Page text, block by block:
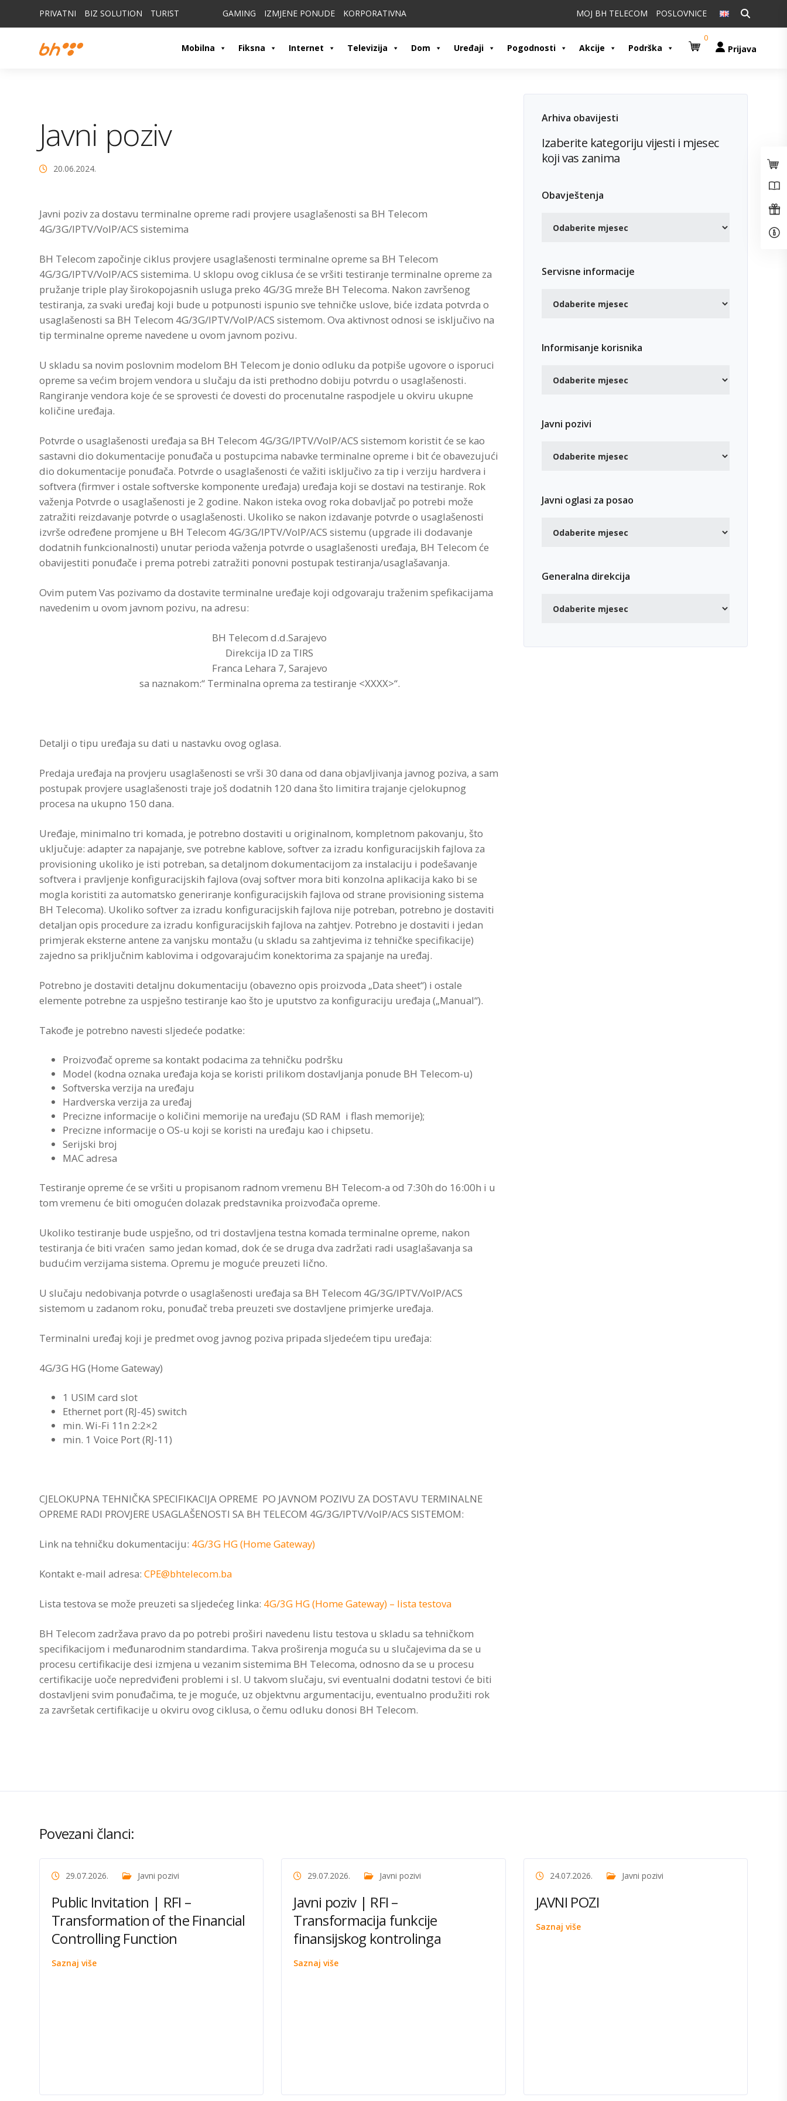
PRIVATNI BIZ SOLUTION TURIST GAMING IZMJENE PONUDE KORPORATIVNA Pretraži:
MOJ BH TELECOM POSLOVNICE
Mobilna Fiksna Internet Televizija Dom Uređaji Pogodnosti Akcije Podrška
0
Prijava
Javni poziv
20.06.2024.
Javni poziv za dostavu terminalne opreme radi provjere usaglašenosti sa BH Telecom
4G/3G/IPTV/VoIP/ACS sistemima
BH Telecom započinje ciklus provjere usaglašenosti terminalne opreme sa BH Telecom
4G/3G/IPTV/VoIP/ACS sistemima. U sklopu ovog ciklusa će se vršiti testiranje terminalne opreme za
pružanje triple play širokopojasnih usluga preko 4G/3G mreže BH Telecoma. Nakon završenog
testiranja, za svaki uređaj koji bude u potpunosti ispunio sve tehničke uslove, biće izdata potvrda o
usaglašenosti sa BH Telecom 4G/3G/IPTV/VoIP/ACS sistemom. Ova aktivnost odnosi se isključivo na
tip terminalne opreme navedene u ovom javnom pozivu.
U skladu sa novim poslovnim modelom BH Telecom je donio odluku da potpiše ugovore o isporuci
opreme sa većim brojem vendora u slučaju da isti prethodno dobiju potvrdu o usaglašenosti.
Rangiranje vendora koje će se sprovesti će dovesti do procenutalne raspodjele u okviru ukupne
količine uređaja.
Potvrde o usaglašenosti uređaja sa BH Telecom 4G/3G/IPTV/VoIP/ACS sistemom koristit će se kao
sastavni dio dokumentacije ponuđača u postupcima nabavke terminalne opreme i bit će obavezujući
dio dokumentacije ponuđača. Potvrde o usaglašenosti će važiti isključivo za tip i verziju hardvera i
softvera (firmver i ostale softverske komponente uređaja) uređaja koji se dostavi na testiranje. Rok
važenja Potvrde o usaglašenosti je 2 godine. Nakon isteka ovog roka dobavljač po potrebi može
zatražiti reizdavanje potvrde o usaglašenosti. Ukoliko se nakon izdavanje potvrde o usaglašenosti
izvrše određene promjene u BH Telecom 4G/3G/IPTV/VoIP/ACS sistemu (upgrade ili dodavanje
dodatnih funkcionalnosti) unutar perioda važenja potvrde o usaglašenosti uređaja, BH Telecom će
obavijestiti ponuđače i prema potrebi zatražiti ponovni postupak testiranja/usaglašavanja.
Ovim putem Vas pozivamo da dostavite terminalne uređaje koji odgovaraju traženim spefikacijama
navedenim u ovom javnom pozivu, na adresu:
BH Telecom d.d.Sarajevo
Direkcija ID za TIRS
Franca Lehara 7, Sarajevo
sa naznakom:“ Terminalna oprema za testiranje <XXXX>“.
Detalji o tipu uređaja su dati u nastavku ovog oglasa.
Predaja uređaja na provjeru usaglašenosti se vrši 30 dana od dana objavljivanja javnog poziva, a sam
postupak provjere usaglašenosti traje još dodatnih 120 dana što limitira trajanje cjelokupnog
procesa na ukupno 150 dana.
Uređaje, minimalno tri komada, je potrebno dostaviti u originalnom, kompletnom pakovanju, što
uključuje: adapter za napajanje, sve potrebne kablove, softver za izradu konfiguracijskih fajlova za
provisioning ukoliko je isti potreban, sa detaljnom dokumentacijom za instalaciju i podešavanje
softvera i pravljenje konfiguracijskih fajlova (ovaj softver mora biti konzolna aplikacija kako bi se
mogla koristiti za automatsko generiranje konfiguracijskih fajlova od strane provisioning sistema
BH Telecoma). Ukoliko softver za izradu konfiguracijskih fajlova nije potreban, potrebno je dostaviti
detaljan opis procedure za izradu konfiguracijskih fajlova na zahtjev. Potrebno je dostaviti i jedan
primjerak eksterne antene za vanjsku montažu (u skladu sa zahtjevima iz tehničke specifikacije)
zajedno sa priključnim kablovima i odgovarajućim konektorima za spajanje na uređaj.
Potrebno je dostaviti detaljnu dokumentaciju (obavezno opis proizvoda „Data sheet“) i ostale
elemente potrebne za uspješno testiranje kao što je uputstvo za konfiguraciju uređaja („Manual“).
Takođe je potrebno navesti sljedeće podatke:
Proizvođač opreme sa kontakt podacima za tehničku podršku
Model (kodna oznaka uređaja koja se koristi prilikom dostavljanja ponude BH Telecom-u)
Softverska verzija na uređaju
Hardverska verzija za uređaj
Precizne informacije o količini memorije na uređaju (SD RAM i flash memorije);
Precizne informacije o OS-u koji se koristi na uređaju kao i chipsetu.
Serijski broj
MAC adresa
Testiranje opreme će se vršiti u propisanom radnom vremenu BH Telecom-a od 7:30h do 16:00h i u
tom vremenu će biti omogućen dolazak predstavnika proizvođača opreme.
Ukoliko testiranje bude uspješno, od tri dostavljena testna komada terminalne opreme, nakon
testiranja će biti vraćen samo jedan komad, dok će se druga dva zadržati radi usaglašavanja sa
budućim verzijama sistema. Opremu je moguće preuzeti lično.
U slučaju nedobivanja potvrde o usaglašenosti uređaja sa BH Telecom 4G/3G/IPTV/VoIP/ACS
sistemom u zadanom roku, ponuđač treba preuzeti sve dostavljene primjerke uređaja.
Terminalni uređaj koji je predmet ovog javnog poziva pripada sljedećem tipu uređaja:
4G/3G HG (Home Gateway)
1 USIM card slot
Ethernet port (RJ-45) switch
min. Wi-Fi 11n 2:2×2
min. 1 Voice Port (RJ-11)
CJELOKUPNA TEHNIČKA SPECIFIKACIJA OPREME PO JAVNOM POZIVU ZA DOSTAVU TERMINALNE
OPREME RADI PROVJERE USAGLAŠENOSTI SA BH TELECOM 4G/3G/IPTV/VoIP/ACS SISTEMOM:
Link na tehničku dokumentaciju: 4G/3G HG (Home Gateway)
Kontakt e-mail adresa: CPE@bhtelecom.ba
Lista testova se može preuzeti sa sljedećeg linka: 4G/3G HG (Home Gateway) – lista testova
BH Telecom zadržava pravo da po potrebi proširi navedenu listu testova u skladu sa tehničkom
specifikacijom i međunarodnim standardima. Takva proširenja moguća su u slučajevima da se u
procesu certifikacije desi izmjena u vezanim sistemima BH Telecoma, odnosno da se u procesu
certifikacije uoče nepredviđeni problemi i sl. U takvom slučaju, svi eventualni dodatni testovi će biti
dostavljeni svim ponuđačima, te je moguće, uz objektvnu argumentaciju, eventualno produžiti rok
za završetak certifikacije u okviru ovog ciklusa, o čemu odluku donosi BH Telecom.
Arhiva obavijesti
Izaberite kategoriju vijesti i mjesec
koji vas zanima
Obavještenja
Servisne informacije
Informisanje korisnika
Javni pozivi
Javni oglasi za posao
Generalna direkcija
Povezani članci:
29.07.2026. Javni pozivi
Public Invitation | RFI –
Transformation of the Financial
Controlling Function
Saznaj više
29.07.2026. Javni pozivi
Javni poziv | RFI –
Transformacija funkcije
finansijskog kontrolinga
Saznaj više
24.07.2026. Javni pozivi
JAVNI POZI
Saznaj više